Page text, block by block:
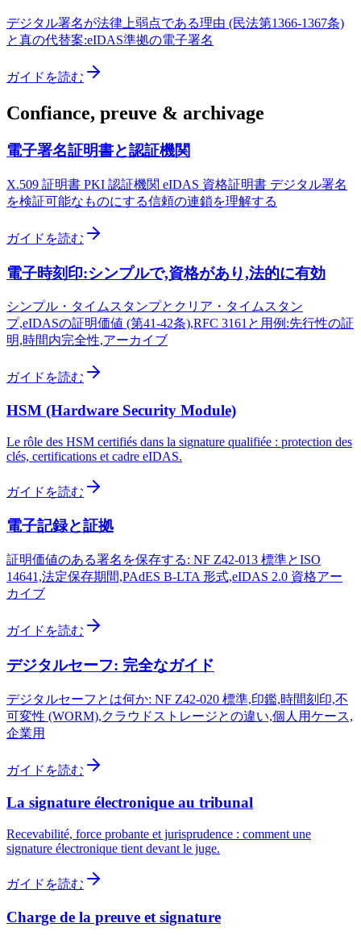
デジタル署名が法律上弱点である理由 (民法第1366-1367条)
と真の代替案:eIDAS準拠の電子署名
ガイドを読む
Confiance, preuve & archivage
電子署名証明書と認証機関
X.509 証明書 PKI 認証機関 eIDAS 資格証明書 デジタル署名
を検証可能なものにする信頼の連鎖を理解する
ガイドを読む
電子時刻印:シンプルで,資格があり,法的に有効
シンプル・タイムスタンプとクリア・タイムスタン
プ,eIDASの証明価値 (第41-42条),RFC 3161と用例:先行性の証
明,時間内完全性,アーカイブ
ガイドを読む
HSM (Hardware Security Module)
Le rôle des HSM certifiés dans la signature qualifiée : protection des
clés, certifications et cadre eIDAS.
ガイドを読む
電子記録と証拠
証明価値のある署名を保存する: NF Z42-013 標準とISO
14641,法定保存期間,PAdES B-LTA 形式,eIDAS 2.0 資格アー
カイブ
ガイドを読む
デジタルセーフ: 完全なガイド
デジタルセーフとは何か: NF Z42-020 標準,印鑑,時間刻印,不
可変性 (WORM),クラウドストレージとの違い,個人用ケース,
企業用
ガイドを読む
La signature électronique au tribunal
Recevabilité, force probante et jurisprudence : comment une
signature électronique tient devant le juge.
ガイドを読む
Charge de la preuve et signature